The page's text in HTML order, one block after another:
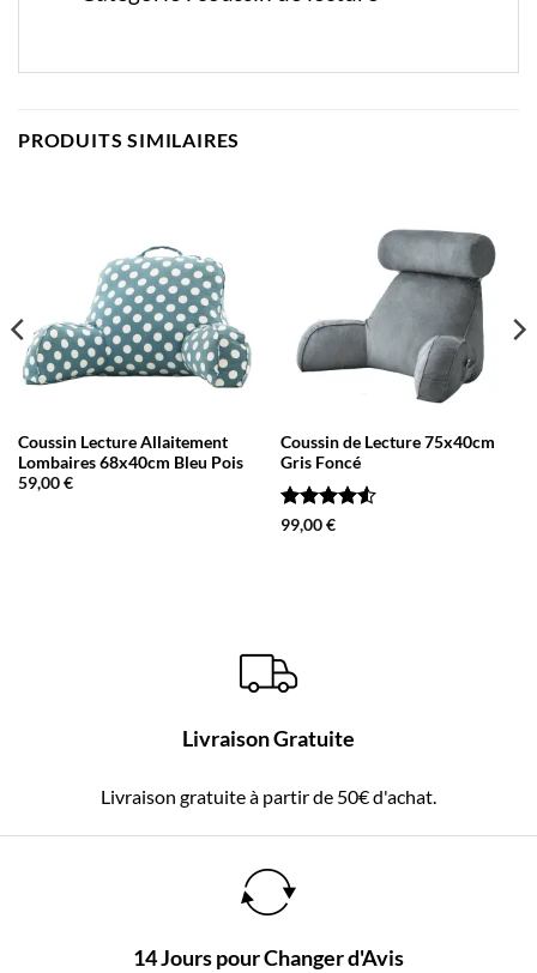
PRODUITS SIMILAIRES
Coussin Lecture Allaitement
Lombaires 68x40cm Bleu Pois
59,00€
Coussin de Lecture 75x40cm
Gris Foncé
Note4.5
99,00€
Livraison Gratuite
Livraison gratuite à partir de 50€ d'achat.
14 Jours pour Changer d'Avis